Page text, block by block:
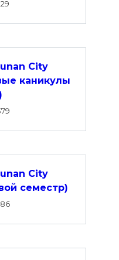
City
каникулы
City
семестр)